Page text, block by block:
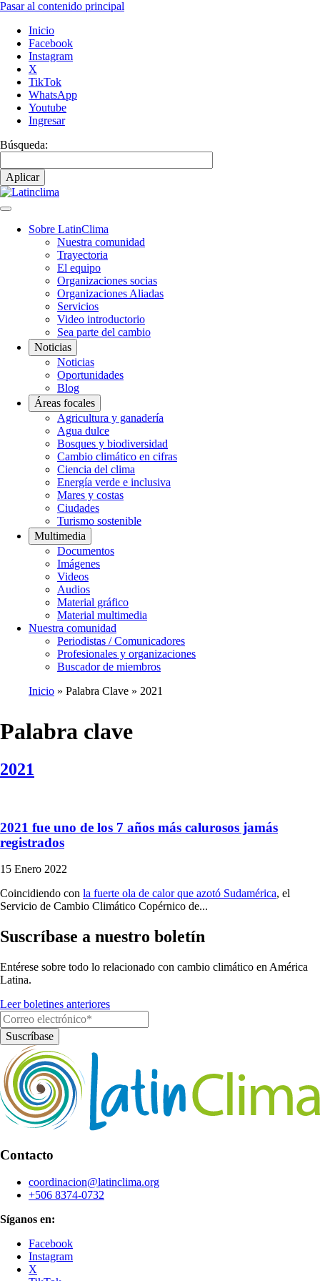
Pasar al contenido principal
Inicio
Facebook
Instagram
X
TikTok
WhatsApp
Youtube
Ingresar
Búsqueda:
Navegación
Sobre LatinClima
Nuestra comunidad
Trayectoria
El equipo
Organizaciones socias
Organizaciones Aliadas
Servicios
Video introductorio
Sea parte del cambio
Noticias
Noticias
Oportunidades
Blog
Áreas focales
Agricultura y ganadería
Agua dulce
Bosques y biodiversidad
Cambio climático en cifras
Ciencia del clima
Energía verde e inclusiva
Mares y costas
Ciudades
Turismo sostenible
Multimedia
Documentos
Imágenes
Videos
Audios
Material gráfico
Material multimedia
Nuestra comunidad
Periodistas / Comunicadores
Profesionales y organizaciones
Buscador de miembros
de
Inicio Palabra Clave 2021
Palabra clave
2021
2021 fue uno de los 7 años más calurosos jamás
registrados
15 Enero 2022
Coincidiendo con la fuerte ola de calor que azotó Sudamérica, el
Servicio de Cambio Climático Copérnico de...
Suscríbase a nuestro boletín
Entérese sobre todo lo relacionado con cambio climático en América
Latina.
Leer boletines anteriores
Contacto
coordinacion@latinclima.org
+506 8374-0732
Síganos en:
Facebook
Instagram
X